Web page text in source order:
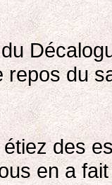
repos du
des
en a